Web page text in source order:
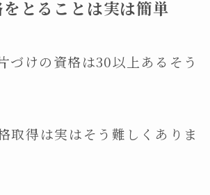
とることは実は簡単
づけの資格は30以上あるそう
取得は実はそう難しくありま